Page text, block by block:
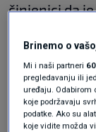
činjenici da
Brinemo o
Mi i naši partneri
pregledavanju ili
uređaju. Odabirom
koje podržavaju
podatke. Ako su
koje vidite možda